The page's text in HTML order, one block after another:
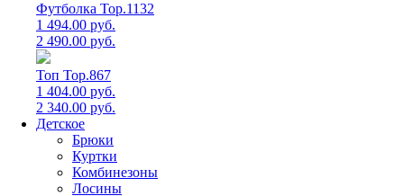
Футболка Top.1132
1 494.00 руб.
2 490.00 руб.
Топ Top.867
1 404.00 руб.
2 340.00 руб.
Детское
Брюки
Куртки
Комбинезоны
Лосины